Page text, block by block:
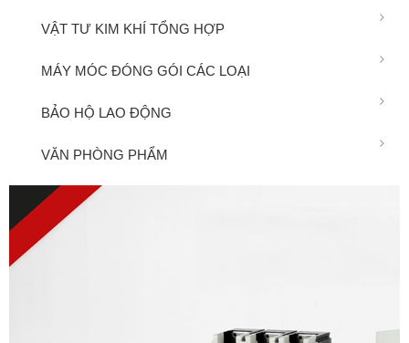
VẬT TƯ KIM KHÍ TỔNG HỢP
MÁY MÓC ĐÓNG GÓI CÁC LOẠI
BẢO HỘ LAO ĐỘNG
VĂN PHÒNG PHẨM